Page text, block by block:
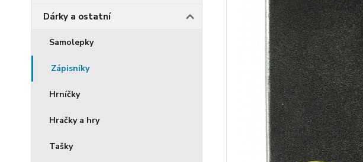
Dárky a ostatní
Samolepky
Zápisníky
Hrníčky
Hračky a hry
Tašky